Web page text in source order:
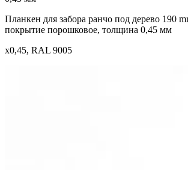
Планкен для забора ранчо под дерево 190
покрытие порошковое, толщина 0,45 мм
x0,45, RAL 9005